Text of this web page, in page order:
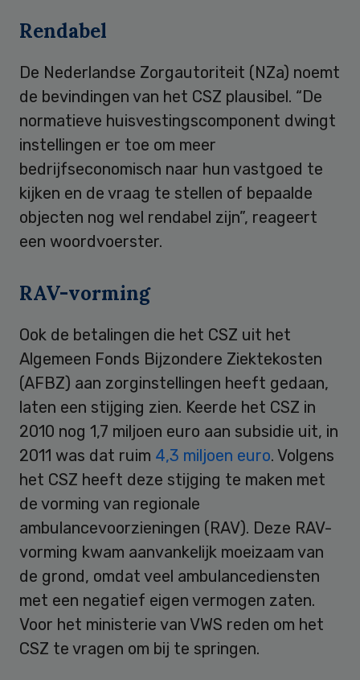
Rendabel
De Nederlandse Zorgautoriteit (NZa) noemt
de bevindingen van het CSZ plausibel. “De
normatieve huisvestingscomponent dwingt
instellingen er toe om meer
bedrijfseconomisch naar hun vastgoed te
kijken en de vraag te stellen of bepaalde
objecten nog wel rendabel zijn”, reageert
een woordvoerster.
RAV-vorming
Ook de betalingen die het CSZ uit het
Algemeen Fonds Bijzondere Ziektekosten
(AFBZ) aan zorginstellingen heeft gedaan,
laten een stijging zien. Keerde het CSZ in
2010 nog 1,7 miljoen euro aan subsidie uit, in
2011 was dat ruim 4,3 miljoen euro. Volgens
het CSZ heeft deze stijging te maken met
de vorming van regionale
ambulancevoorzieningen (RAV). Deze RAV-
vorming kwam aanvankelijk moeizaam van
de grond, omdat veel ambulancediensten
met een negatief eigen vermogen zaten.
Voor het ministerie van VWS reden om het
CSZ te vragen om bij te springen.